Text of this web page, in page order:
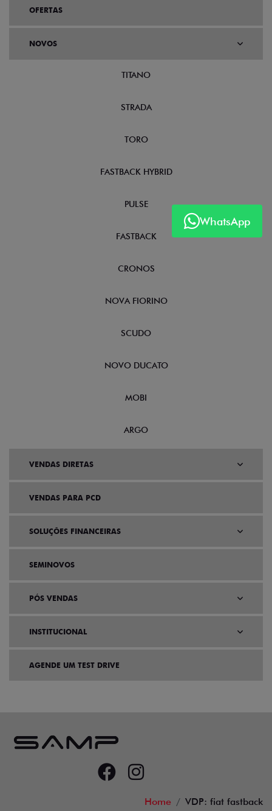
WhatsApp
OFERTAS
NOVOS
TITANO
STRADA
TORO
FASTBACK HYBRID
PULSE
FASTBACK
CRONOS
NOVA FIORINO
SCUDO
NOVO DUCATO
MOBI
ARGO
VENDAS DIRETAS
VENDAS PARA PCD
SOLUÇÕES FINANCEIRAS
SEMINOVOS
PÓS VENDAS
INSTITUCIONAL
AGENDE UM TEST DRIVE
Home VDP: fiat fastback